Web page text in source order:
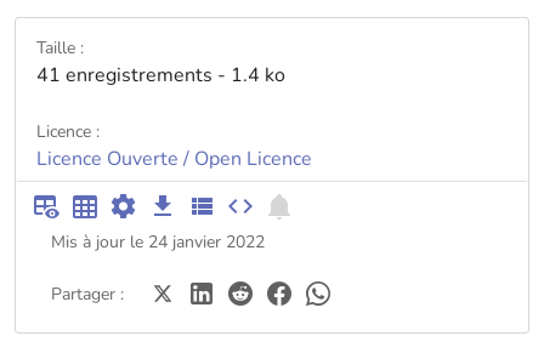
Taille :
41 enregistrements - 1.4 ko
Licence :
Licence Ouverte / Open Licence
Mis à jour le 24 janvier 2022
Partager :